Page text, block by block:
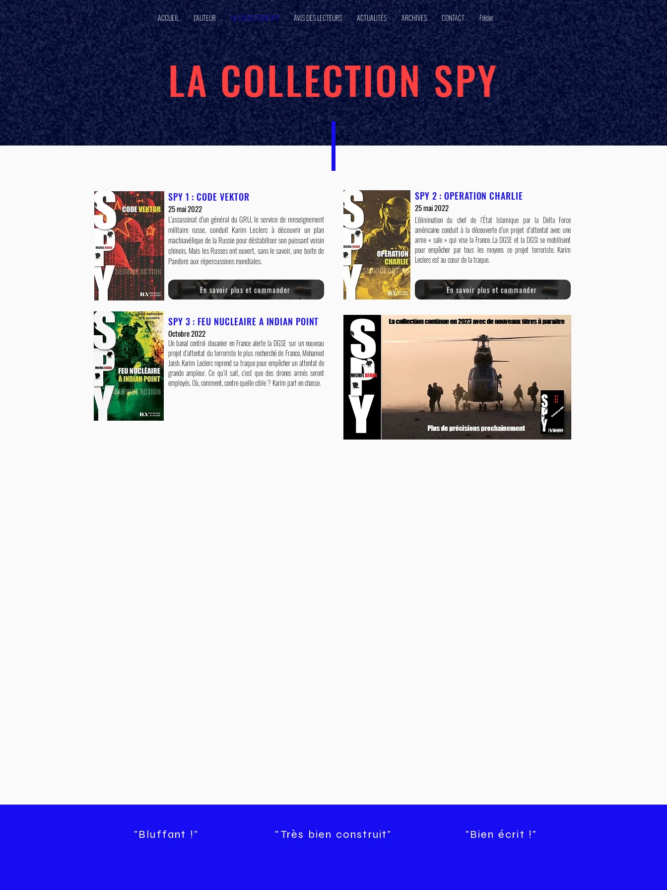
ACCUEIL L'AUTEUR LA COLLECTION SPY AVIS DES LECTEURS ACTUALITÉS ARCHIVES CONTACT Folder
LA COLLECTION SPY
SPY 1 : CODE VEKTOR
25 mai 2022
En savoir plus et commander
L’assassinat d’un général du GRU, le service de renseignement
militaire russe, conduit Karim Leclerc à découvrir un plan
machiavélique de la Russie pour déstabiliser son puissant voisin
chinois. Mais les Russes ont ouvert, sans le savoir, une boite de
Pandore aux répercussions mondiales.
SPY 3 : FEU NUCLEAIRE A INDIAN POINT
Octobre 2022
Un banal control douanier en France alerte la DGSE sur un nouveau
projet d’attentat du terroriste le plus recherché de France, Mohamed
Jaish. Karim Leclerc reprend sa traque pour empêcher un attentat de
grande ampleur. Ce qu’il sait, c’est que des drones armés seront
employés. Où, comment, contre quelle cible ? Karim part en chasse.
SPY 2 : OPERATION CHARLIE
25 mai 2022
En savoir plus et commander
L’élimination du chef de l’État Islamique par la Delta Force
américaine conduit à la découverte d’un projet d’attentat avec une
arme « sale » qui vise la France. La DGSE et la DGSI se mobilisent
pour empêcher par tous les moyens ce projet terroriste. Karim
Leclerc est au cœur de la traque.
"Bluffant !" "Très bien construit" "Bien écrit !"